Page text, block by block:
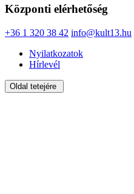
Központi elérhetőség
+36 1 320 38 42 info@kult13.hu
Nyilatkozatok
Hírlevél
Oldal tetejére